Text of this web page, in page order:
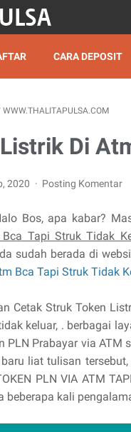
CARA DEPOSIT
WWW.THALITAPULSA.COM
Di
2020 Posting Komentar
Bos, apa kabar?
Tapi Struk Tidak
sudah berada di
Bca Tapi Struk Tidak
Cetak Struk Token
keluar, . berbagai
PLN Prabayar via ATM
liat tulisan
PLN VIA ATM
beberapa kali